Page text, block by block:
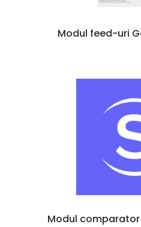
Modul feed-uri
Modul